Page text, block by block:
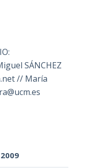
SÁNCHEZ
// María
2009